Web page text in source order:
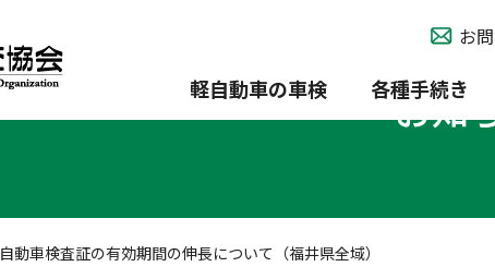
お
軽自動車の車検 各種手続き
お知
自動車検査証の有効期間の伸長について（福井県全域）